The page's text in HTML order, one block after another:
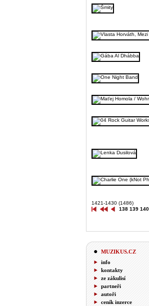
1421-1430 (1486)
138 139 140
MUZIKUS.CZ
info
kontakty
ze zákulisí
partneři
autoři
ceník inzerce